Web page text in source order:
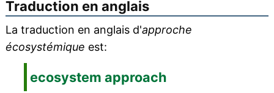
Traduction en anglais
La traduction en anglais d'approche
écosystémique est:
ecosystem approach